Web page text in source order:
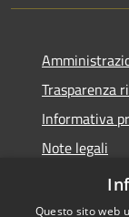
Trasparenza
Informativa
Note legali
Questo sito web